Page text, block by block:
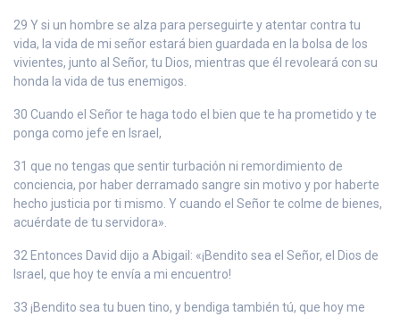
29 Y si un hombre se alza para perseguirte y atentar contra tu
vida, la vida de mi señor estará bien guardada en la bolsa de los
vivientes, junto al Señor, tu Dios, mientras que él revoleará con su
honda la vida de tus enemigos.
30 Cuando el Señor te haga todo el bien que te ha prometido y te
ponga como jefe en Israel,
31 que no tengas que sentir turbación ni remordimiento de
conciencia, por haber derramado sangre sin motivo y por haberte
hecho justicia por ti mismo. Y cuando el Señor te colme de bienes,
acuérdate de tu servidora».
32 Entonces David dijo a Abigail: «¡Bendito sea el Señor, el Dios de
Israel, que hoy te envía a mi encuentro!
33 ¡Bendito sea tu buen tino, y bendiga también tú, que hoy me